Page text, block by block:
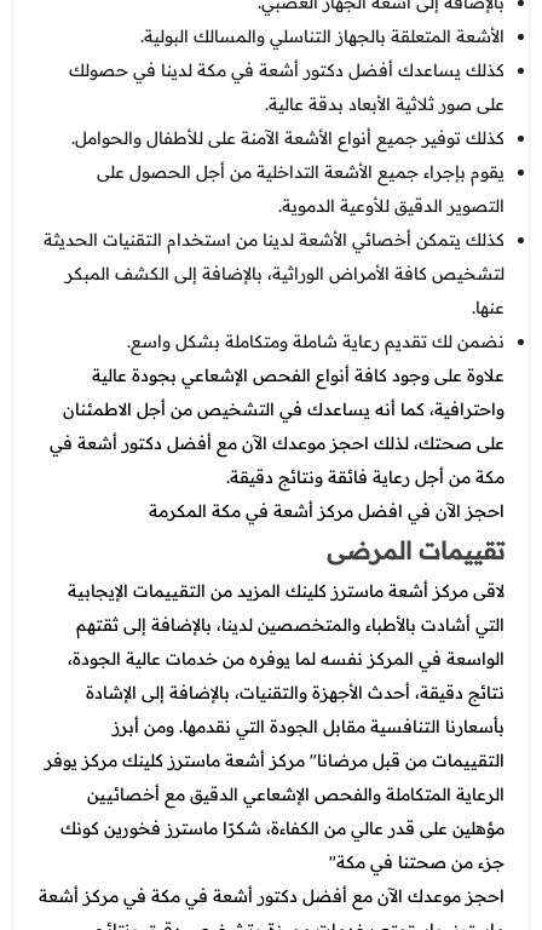
الأشعة المتعلقة بالجهاز التناسلي والمسالك البولية.
كذلك يساعدك أفضل دكتور أشعة في مكة لدينا في حصولك
على صور ثلاثية الأبعاد بدقة عالية.
كذلك توفير جميع أنواع الأشعة الآمنة على للأطفال والحوامل.
يقوم بإجراء جميع الأشعة التداخلية من أجل الحصول على
التصوير الدقيق للأوعية الدموية.
كذلك يتمكن أخصائي الأشعة لدينا من استخدام التقنيات الحديثة
لتشخيص كافة الأمراض الوراثية، بالإضافة إلى الكشف المبكر
عنها.
نضمن لك تقديم رعاية شاملة ومتكاملة بشكل واسع.
علاوة على وجود كافة أنواع الفحص الإشعاعي بجودة عالية
واحترافية، كما أنه يساعدك في التشخيص من أجل الاطمئنان
على صحتك، لذلك احجز موعدك الآن مع أفضل دكتور أشعة في
مكة من أجل رعاية فائقة ونتائج دقيقة.
احجز الآن في افضل مركز أشعة في مكة المكرمة
تقييمات المرضى
لاقى مركز أشعة ماسترز كلينك المزيد من التقييمات الإيجابية
التي أشادت بالأطباء والمتخصصين لدينا، بالإضافة إلى ثقتهم
الواسعة في المركز نفسه لما يوفره من خدمات عالية الجودة،
نتائج دقيقة، أحدث الأجهزة والتقنيات، بالإضافة إلى الإشادة
بأسعارنا التنافسية مقابل الجودة التي نقدمها. ومن أبرز
التقييمات من قبل مرضانا" مركز أشعة ماسترز كلينك مركز يوفر
الرعاية المتكاملة والفحص الإشعاعي الدقيق مع أخصائيين
مؤهلين على قدر عالي من الكفاءة، شكرًا ماسترز فخورين كونك
جزء من صحتنا في مكة"
احجز موعدك الآن مع أفضل دكتور أشعة في مكة في مركز أشعة